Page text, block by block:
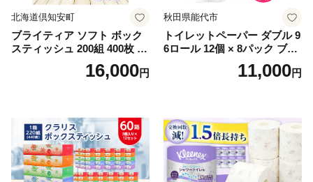
北海道倶知安町
ブライティア ソフト ボック
スティッシュ 200組 400枚 60
箱 日本製 まとめ買い ティッ
シュ リサイクル 長持 防災 常
倶知安町 日用品
16,000円
秋田県能代市
トイレットペーパー ダブル 9
6ロール 12個 × 8パック ブラ
ンカ 再生紙 100％ 芯あり 日
用品 消耗品 無香料 生活用品
11,000円